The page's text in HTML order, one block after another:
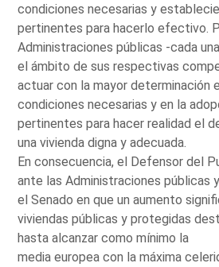
condiciones necesarias y
pertinentes para hacerlo efectivo.
Administraciones públicas -cada
el ámbito de sus respectivas
actuar con la mayor determinación
condiciones necesarias y en la
pertinentes para hacer realidad el
una vivienda digna y adecuada.
En consecuencia, el Defensor del
ante las Administraciones públicas
el Senado en que un aumento
viviendas públicas y protegidas
hasta alcanzar como mínimo la
media europea con la máxima